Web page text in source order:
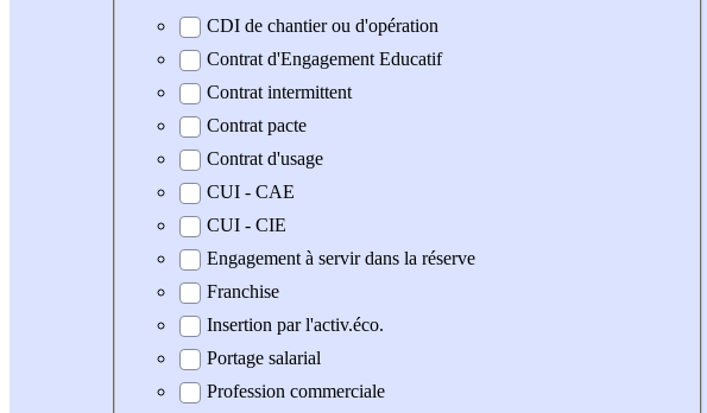
CDI de chantier ou d'opération
Contrat d'Engagement Educatif
Contrat intermittent
Contrat pacte
Contrat d'usage
CUI - CAE
CUI - CIE
Engagement à servir dans la réserve
Franchise
Insertion par l'activ.éco.
Portage salarial
Profession commerciale